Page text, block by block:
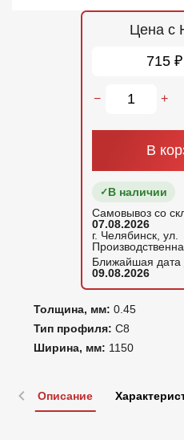
Толщина, мм: 0.45
Тип профиля: С8
Ширина, мм: 1150
Цена с
715
− +
В
В наличии
Самовывоз со
07.08.2026
г. Челябинск, ул.
Ближайшая дата
09.08.2026
Описание